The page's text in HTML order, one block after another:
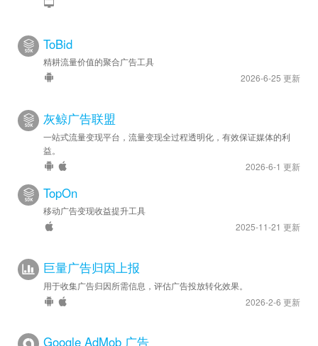
ToBid
精耕流量价值的聚合广告工具
2026-6-25 更新
灰鲸广告联盟
一站式流量变现平台，流量变现全过程透明化，有效保证媒体的利
益。
2026-6-1 更新
TopOn
移动广告变现收益提升工具
2025-11-21 更新
巨量广告归因上报
用于收集广告归因所需信息，评估广告投放转化效果。
2026-2-6 更新
Google AdMob 广告